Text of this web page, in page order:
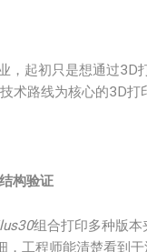
，起初只是想通过3D
术路线为核心的3D打
构验证
组合打印多种版本
工程师能清楚看到干